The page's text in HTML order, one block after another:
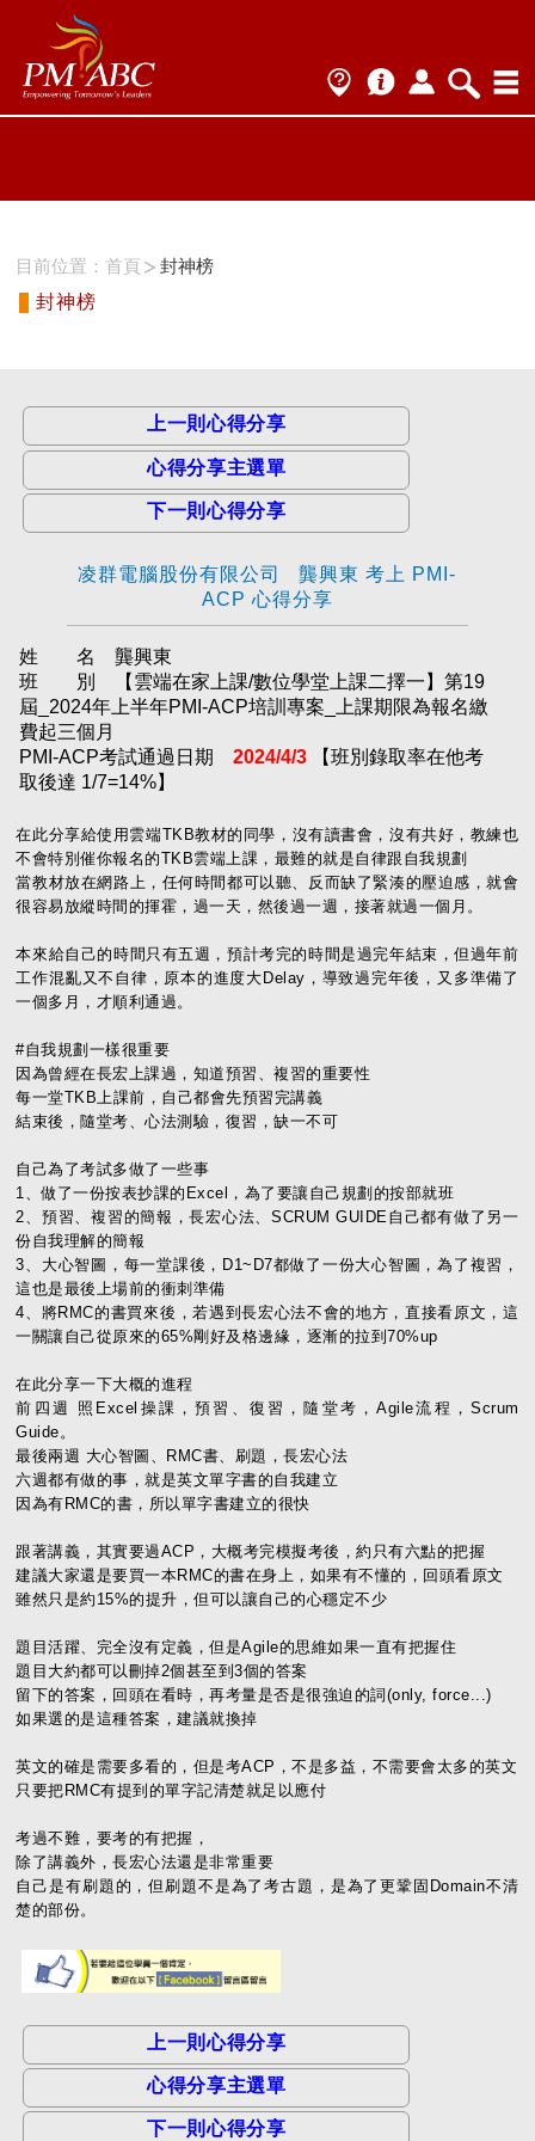
ProName1=
Scategory=9
ProName2=PMI-ACP
Scategory=9
目前位置：首頁
封神榜
封神榜
上一則心得分享
心得分享主選單
下一則心得分享
凌群電腦股份有限公司 龔興東 考上 PMI-
ACP 心得分享
姓 名 龔興東
班 別 【雲端在家上課/數位學堂上課二擇一】第19
屆_2024年上半年PMI-ACP培訓專案_上課期限為報名繳
費起三個月
PMI-ACP考試通過日期2024/4/3 【班別錄取率在他考
取後達 1/7=14%】
在此分享給使用雲端TKB教材的同學，沒有讀書會，沒有共好，教練也
不會特別催你報名的TKB雲端上課，最難的就是自律跟自我規劃
當教材放在網路上，任何時間都可以聽、反而缺了緊湊的壓迫感，就會
很容易放縱時間的揮霍，過一天，然後過一週，接著就過一個月。
本來給自己的時間只有五週，預計考完的時間是過完年結束，但過年前
工作混亂又不自律，原本的進度大Delay，導致過完年後，又多準備了
一個多月，才順利通過。
#自我規劃一樣很重要
因為曾經在長宏上課過，知道預習、複習的重要性
每一堂TKB上課前，自己都會先預習完講義
結束後，隨堂考、心法測驗，復習，缺一不可
自己為了考試多做了一些事
1、做了一份按表抄課的Excel，為了要讓自己規劃的按部就班
2、預習、複習的簡報，長宏心法、SCRUM GUIDE自己都有做了另一
份自我理解的簡報
3、大心智圖，每一堂課後，D1~D7都做了一份大心智圖，為了複習，
這也是最後上場前的衝刺準備
4、將RMC的書買來後，若遇到長宏心法不會的地方，直接看原文，這
一關讓自己從原來的65%剛好及格邊緣，逐漸的拉到70%up
在此分享一下大概的進程
前四週 照Excel操課，預習、復習，隨堂考，Agile流程，Scrum
Guide。
最後兩週 大心智圖、RMC書、刷題，長宏心法
六週都有做的事，就是英文單字書的自我建立
因為有RMC的書，所以單字書建立的很快
跟著講義，其實要過ACP，大概考完模擬考後，約只有六點的把握
建議大家還是要買一本RMC的書在身上，如果有不懂的，回頭看原文
雖然只是約15%的提升，但可以讓自己的心穩定不少
題目活躍、完全沒有定義，但是Agile的思維如果一直有把握住
題目大約都可以刪掉2個甚至到3個的答案
留下的答案，回頭在看時，再考量是否是很強迫的詞(only, force...)
如果選的是這種答案，建議就換掉
英文的確是需要多看的，但是考ACP，不是多益，不需要會太多的英文
只要把RMC有提到的單字記清楚就足以應付
考過不難，要考的有把握，
除了講義外，長宏心法還是非常重要
自己是有刷題的，但刷題不是為了考古題，是為了更鞏固Domain不清
楚的部份。
上一則心得分享
心得分享主選單
下一則心得分享